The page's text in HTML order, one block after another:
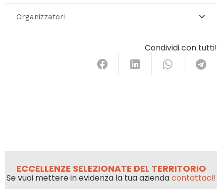
Organizzatori
Condividi con tutti!
ECCELLENZE SELEZIONATE DEL TERRITORIO
Se vuoi mettere in evidenza la tua aziendacontattaci!